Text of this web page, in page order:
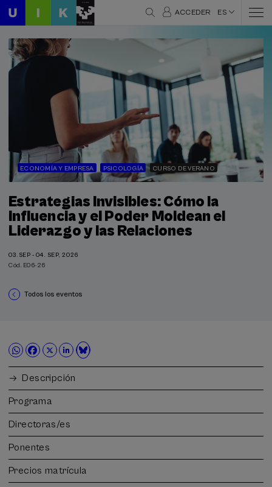
ACCEDER ES
ECONOMÍA Y EMPRESA PSICOLOGÍA CURSO DE VERANO
Estrategias Invisibles: Cómo la
Influencia y el Poder Moldean el
Liderazgo y las Relaciones
03.SEP - 04. SEP, 2026
Cód. E06-26
Todos los eventos
Descripción
Programa
Directoras/es
Ponentes
Precios matrícula